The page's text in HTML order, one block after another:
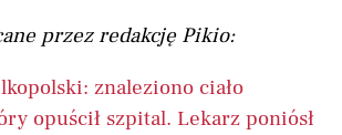
przez redakcję Pikio:
znaleziono ciało
opuścił szpital. Lekarz poniósł